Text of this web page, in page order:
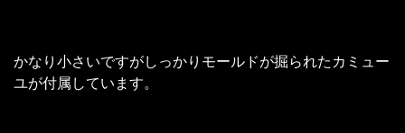
かなり小さいですがしっかりモールドが掘られたカミュー
ユが付属しています。